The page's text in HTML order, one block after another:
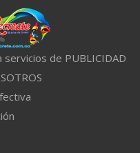
de PUBLICIDAD